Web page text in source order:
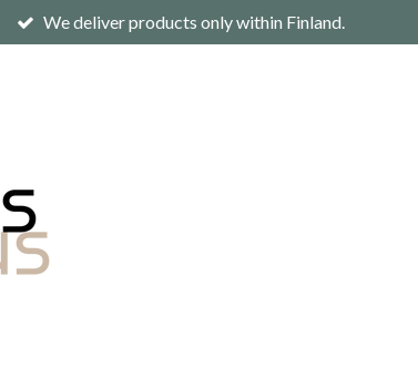
We deliver products only within Finland.